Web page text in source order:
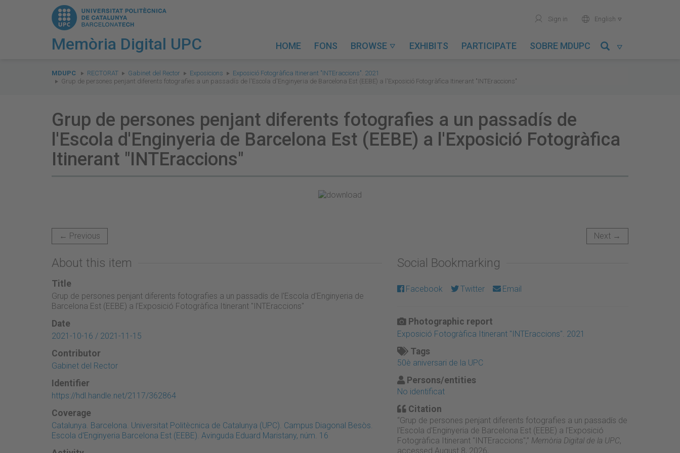
Memòria Digital UPC
user Sign in world English 
HOME FONS BROWSE  EXHIBITS PARTICIPATE SOBRE MDUPC 
are
here:
MDUPC RECTORAT Gabinet del Rector Exposicions
Exposició Fotogràfica Itinerant "INTEraccions". 2021
Grup de persones penjant diferents fotografies a un passadís de l'Escola d'Enginyeria de Barcelona Est (EEBE) a l'Exposició Fotogràfica Itinerant "INTEraccions"
Grup de persones penjant diferents fotografies a un passadís de
l'Escola d'Enginyeria de Barcelona Est (EEBE) a l'Exposició Fotogràfica
Itinerant "INTEraccions"
← Previous Next →
About this item
Title
Grup de persones penjant diferents fotografies a un passadís de l'Escola d'Enginyeria de
Barcelona Est (EEBE) a l'Exposició Fotogràfica Itinerant "INTEraccions"
Date
2021-10-16 / 2021-11-15
Contributor
Gabinet del Rector
Identifier
https://hdl.handle.net/2117/362864
Coverage
Catalunya. Barcelona. Universitat Politècnica de Catalunya (UPC). Campus Diagonal Besòs.
Escola d'Enginyeria Barcelona Est (EEBE). Avinguda Eduard Maristany, núm. 16
Social Bookmarking
Facebook Twitter Email
Photographic report
Exposició Fotogràfica Itinerant "INTEraccions". 2021
Tags
50è aniversari de la UPC
Persons/entities
No identificat
Citation
“Grup de persones penjant diferents fotografies a un passadís de
l'Escola d'Enginyeria de Barcelona Est (EEBE) a l'Exposició
Fotogràfica Itinerant "INTEraccions",” Memòria Digital de la UPC,
accessed August 8, 2026,